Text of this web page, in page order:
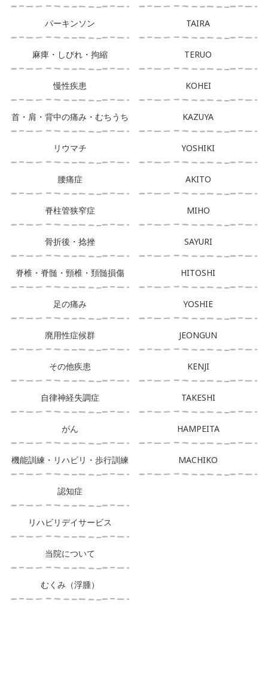
パーキンソン
麻痺・しびれ・拘縮
慢性疾患
首・肩・背中の痛み・むちうち
リウマチ
腰痛症
脊柱管狭窄症
骨折後・捻挫
脊椎・脊髄・頸椎・頚髄損傷
足の痛み
廃用性症候群
その他疾患
自律神経失調症
がん
機能訓練・リハビリ・歩行訓練
認知症
リハビリデイサービス
当院について
むくみ（浮腫）
TAIRA
TERUO
KOHEI
KAZUYA
YOSHIKI
AKITO
MIHO
SAYURI
HITOSHI
YOSHIE
JEONGUN
KENJI
TAKESHI
HAMPEITA
MACHIKO